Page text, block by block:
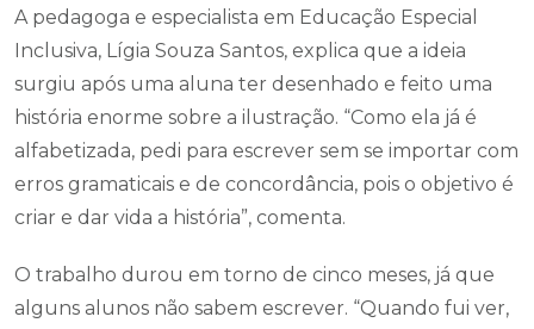
A pedagoga e especialista em Educação Especial
Inclusiva, Lígia Souza Santos, explica que a ideia
surgiu após uma aluna ter desenhado e feito uma
história enorme sobre a ilustração. “Como ela já é
alfabetizada, pedi para escrever sem se importar com
erros gramaticais e de concordância, pois o objetivo é
criar e dar vida a história”, comenta.
O trabalho durou em torno de cinco meses, já que
alguns alunos não sabem escrever. “Quando fui ver,